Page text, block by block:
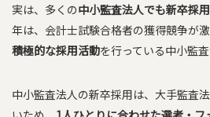
実は、多くの中小監査法人でも新卒採
年は、会計士試験合格者の獲得競争が激
積極的な採用活動を行っている中小監
中小監査法人の新卒採用は、大手監査